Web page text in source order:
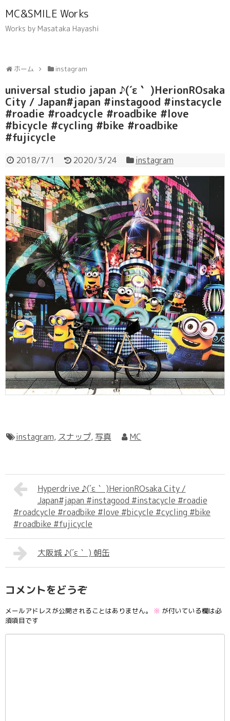
MC&SMILE Works
Works by Masataka Hayashi
ホーム instagram
universal studio japan ♪(´ε｀ )HerionROsaka
City / Japan#japan #instagood #instacycle
#roadie #roadcycle #roadbike #love
#bicycle #cycling #bike #roadbike
#fujicycle
2018/7/1 2020/3/24 instagram
instagram, スナップ, 写真 MC
Hyperdrive ♪(´ε｀ )HerionROsaka City /
Japan#japan #instagood #instacycle #roadie
#roadcycle #roadbike #love #bicycle #cycling #bike
#roadbike #fujicycle
大阪城 ♪(´ε｀ ) 朝缶
コメントをどうぞ
メールアドレスが公開されることはありません。 ※ が付いている欄は必
須項目です